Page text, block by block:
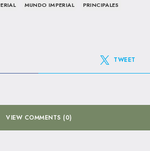
MUNDO IMPERIAL PRINCIPALES
TWEET
VIEW COMMENTS (0)